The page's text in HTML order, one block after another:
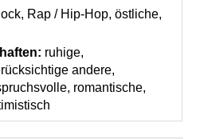
collapse
Rap / Hip-Hop, östliche,
ruhige,
andere,
romantische,